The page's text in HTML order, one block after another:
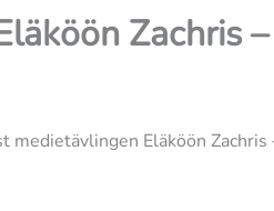
Zachris
Eläköön